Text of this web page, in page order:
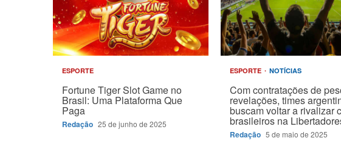
ESPORTE
Fortune Tiger Slot Game no
Brasil: Uma Plataforma Que
Paga
Redação 25 de junho de 2025
ESPORTE NOTÍCIAS
Com contratações de
revelações, times
buscam voltar a rivalizar
brasileiros na
Redação 5 de maio de 2025